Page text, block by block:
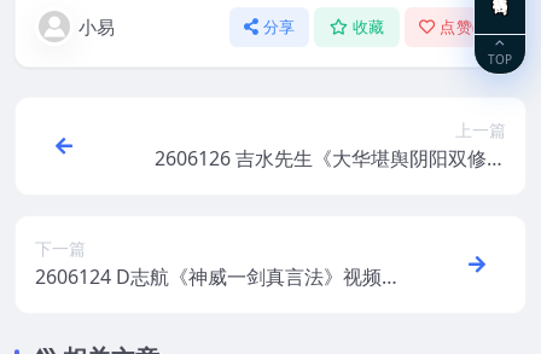
小易 分享 收藏 点赞(
上一篇
2606126 吉水先生《大华堪舆阴阳双修教
下一篇
2606124 D志航《神威一剑真言法》视频
TOP